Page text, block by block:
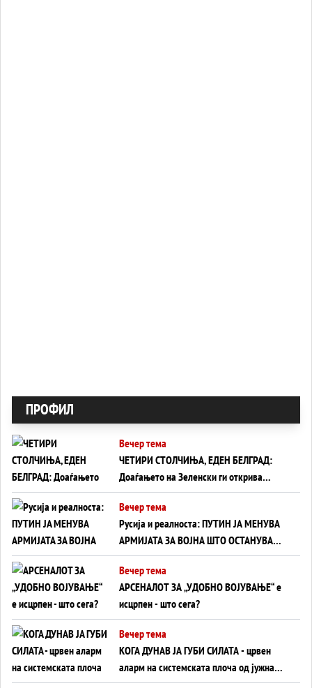
ПРОФИЛ
Вечер тема
ЧЕТИРИ СТОЛЧИЊА, ЕДЕН БЕЛГРАД:
Доаѓањето на Зеленски ги открива
тајните на политиката на балансирање
на Вучиќ
Вечер тема
Русија и реалноста: ПУТИН ЈА МЕНУВА
АРМИЈАТА ЗА ВОЈНА ШТО ОСТАНУВА
БЕЗ ФРОНТ
Вечер тема
АРСЕНАЛОТ ЗА „УДОБНО ВОЈУВАЊЕ“ е
исцрпен - што сега?
Вечер тема
КОГА ДУНАВ ЈА ГУБИ СИЛАТА - црвен
аларм на системската плоча од јужна
Германија до Црното Море...